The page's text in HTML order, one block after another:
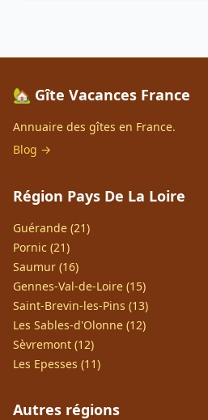
🏡 Gîte Vacances France
Annuaire des gîtes en France.
Blog →
Région Pays De La Loire
Guérande (21)
Pornic (21)
Saumur (16)
Gennes-Val-de-Loire (15)
Saint-Brevin-les-Pins (13)
Les Sables-d'Olonne (12)
Sèvremont (12)
Les Epesses (11)
Autres régions